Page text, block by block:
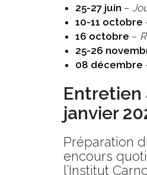
25-27 juin –
10-11 octobre
16 octobre –
25-26
08 décembre
Entretien
janvier
Préparation
encours
l’Institut